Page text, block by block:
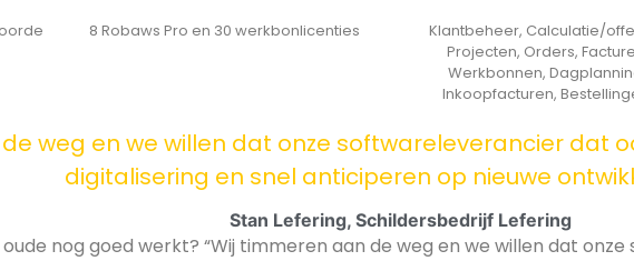
8 Robaws Pro en 30 werkbonlicenties
Klantbeheer, Calculatie/
Projecten, Orders,
Werkbonnen,
Inkoopfacturen,
weg en we willen dat onze softwareleverancier dat
digitalisering en snel anticiperen op nieuwe
Stan Lefering, Schildersbedrijf Lefering
nog goed werkt? “Wij timmeren aan de weg en we willen dat